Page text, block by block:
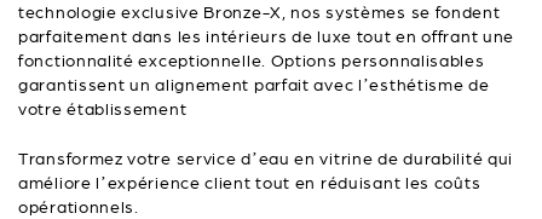
technologie exclusive Bronze-X, nos systèmes se fondent
parfaitement dans les intérieurs de luxe tout en offrant une
fonctionnalité exceptionnelle. Options personnalisables
garantissent un alignement parfait avec l’esthétisme de
votre établissement
Transformez votre service d’eau en vitrine de durabilité qui
améliore l’expérience client tout en réduisant les coûts
opérationnels.